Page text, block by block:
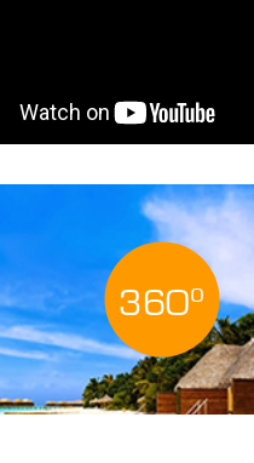
360o